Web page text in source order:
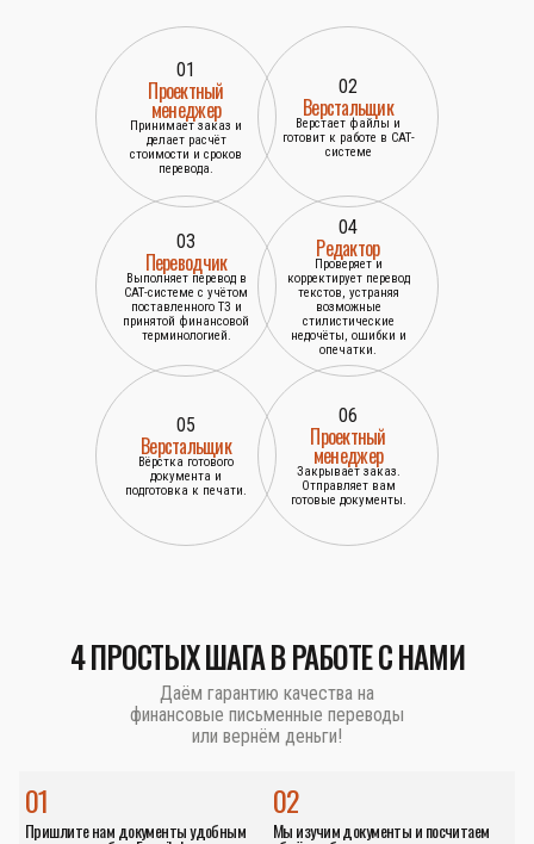
01
Проектный
менеджер
Принимает заказ и
делает расчёт
стоимости и сроков
перевода.
02
Верстальщик
Верстает файлы и
готовит к работе в САТ-
системе
03
Переводчик
Выполняет перевод в
САТ-системе с учётом
поставленного ТЗ и
принятой финансовой
терминологией.
04
Редактор
Проверяет и
корректирует перевод
текстов, устраняя
возможные
стилистические
недочёты, ошибки и
опечатки.
05
Верстальщик
Вёрстка готового
документа и
подготовка к печати.
06
Проектный
менеджер
Закрывает заказ.
Отправляет вам
готовые документы.
4 ПРОСТЫХ ШАГА В РАБОТЕ С НАМИ
Даём гарантию качества на
финансовые письменные переводы
или вернём деньги!
01
Пришлите нам документы удобным
02
Мы изучим документы и посчитаем